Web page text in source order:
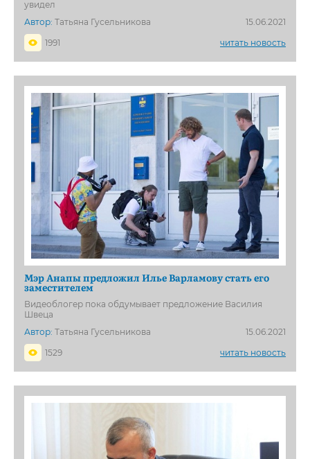
увидел
Автор: Татьяна Гусельникова
15.06.2021
1991
читать новость
Мэр Анапы предложил Илье Варламову стать его
заместителем
Видеоблогер пока обдумывает предложение Василия
Швеца
Автор: Татьяна Гусельникова
15.06.2021
1529
читать новость